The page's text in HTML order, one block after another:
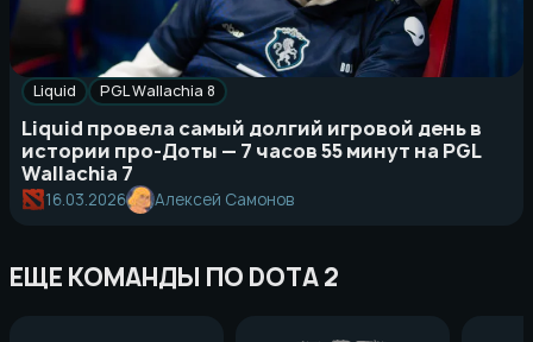
Liquid PGL Wallachia 8
Liquid провела самый долгий игровой день в
истории про-Доты — 7 часов 55 минут на PGL
Wallachia 7
16.03.2026 Алексей Самонов
ЕЩЕ КОМАНДЫ ПО DOTA 2